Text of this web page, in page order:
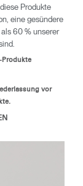
Produkte
eine gesündere
60 % unserer
Produkte
vor